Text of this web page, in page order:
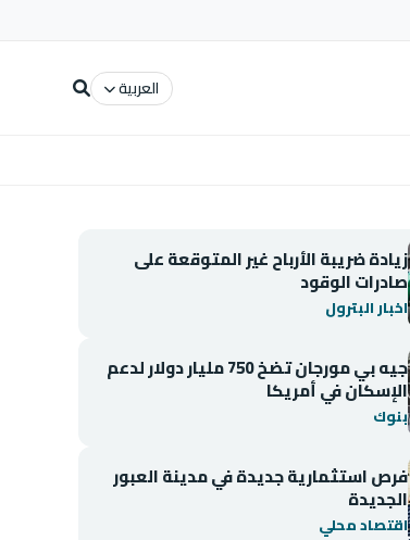
العربية
زيادة ضريبة الأرباح غير المتوقعة على
صادرات الوقود
اخبار البترول
جيه بي مورجان تضخ 750 مليار دولار لدعم
الإسكان في أمريكا
بنوك
فرص استثمارية جديدة في مدينة العبور
الجديدة
اقتصاد محلي